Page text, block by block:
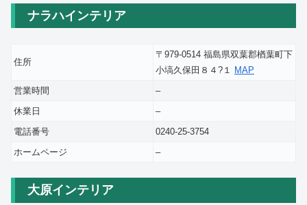
ナラハインテリア
住所
〒979-0514 福島県双葉郡楢葉町下
小塙久保田８４?１
MAP
営業時間
–
休業日
–
電話番号
0240-25-3754
ホームページ
–
大原インテリア